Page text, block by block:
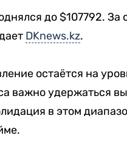
до $107792.
DKnews.kz.
остаётся на
важно удержаться
в этом